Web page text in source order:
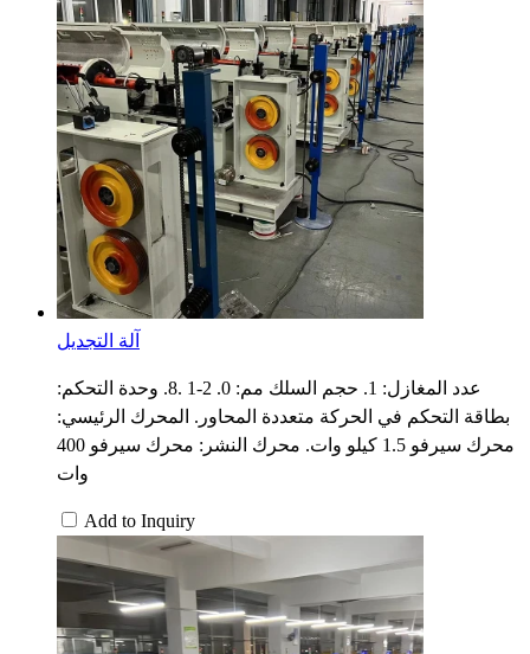
آلة التجديل
عدد المغازل: 1. حجم السلك مم: 0. 2-1 .8. وحدة التحكم:
بطاقة التحكم في الحركة متعددة المحاور. المحرك الرئيسي:
محرك سيرفو 1.5 كيلو وات. محرك النشر: محرك سيرفو 400
وات
Add to Inquiry